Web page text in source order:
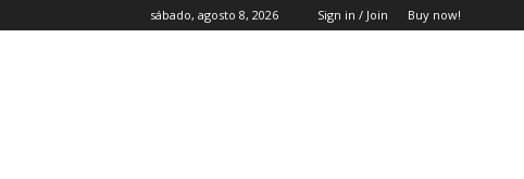
sábado, agosto 8, 2026 Sign in / Join Buy now!